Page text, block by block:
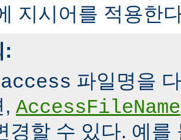
지시어를 적용한
:
파일명을
, AccessFileName
경할 수 있다. 예